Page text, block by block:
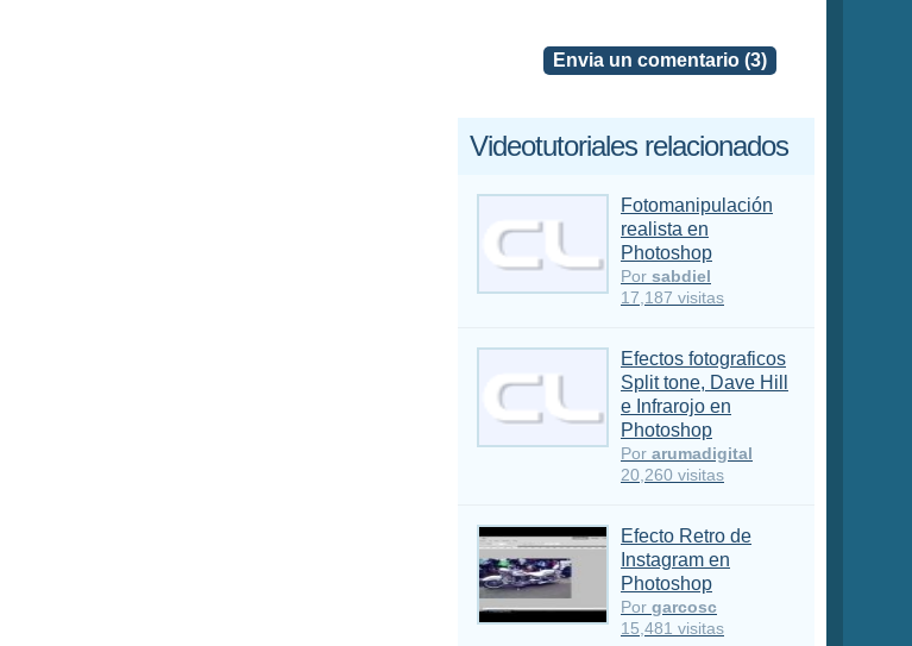
Envia un comentario (3)
Videotutoriales relacionados
Fotomanipulación
realista en
Photoshop
Por sabdiel
17,187 visitas
Efectos fotograficos
Split tone, Dave Hill
e Infrarojo en
Photoshop
Por arumadigital
20,260 visitas
Efecto Retro de
Instagram en
Photoshop
Por garcosc
15,481 visitas